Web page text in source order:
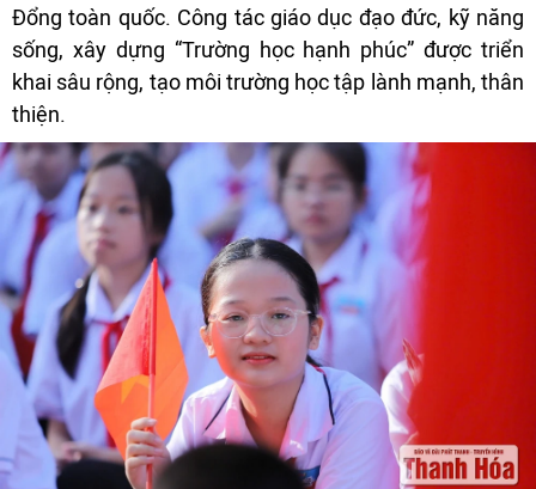
Đổng toàn quốc. Công tác giáo dục đạo đức, kỹ năng
sống, xây dựng “Trường học hạnh phúc” được triển
khai sâu rộng, tạo môi trường học tập lành mạnh, thân
thiện.